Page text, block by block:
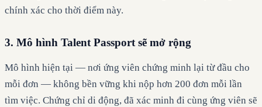
chính xác cho thời điểm này.
3. Mô hình Talent Passport sẽ mở rộng
Mô hình hiện tại — nơi ứng viên chứng minh lại từ đầu cho
mỗi đơn — không bền vững khi nộp hơn 200 đơn mỗi lần
tìm việc. Chứng chỉ di động, đã xác minh đi cùng ứng viên sẽ